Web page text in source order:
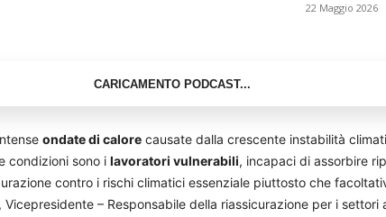
22 Maggio 2026
ondate di calore causate dalla crescente instabilità
condizioni sono i lavoratori vulnerabili, incapaci di assorbire
contro i rischi climatici essenziale piuttosto che
Vicepresidente – Responsabile della riassicurazione per i settori